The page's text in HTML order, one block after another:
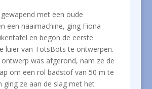
met een oude
een naaimachine, ging Fiona
en begon de eerste
luier van TotsBots te ontwerpen.
was afgerond, nam ze de
om een rol badstof van 50 m te
ging ze aan de slag met het